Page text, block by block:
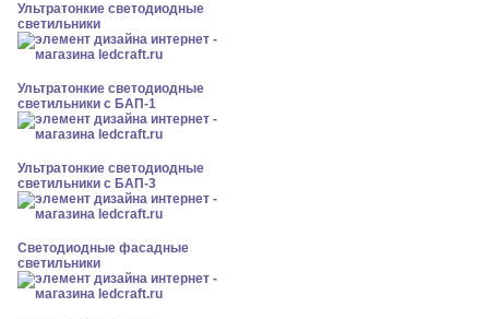
Ультратонкие светодиодные
светильники
Ультратонкие светодиодные
светильники с БАП-1
Ультратонкие светодиодные
светильники с БАП-3
Светодиодные фасадные
светильники